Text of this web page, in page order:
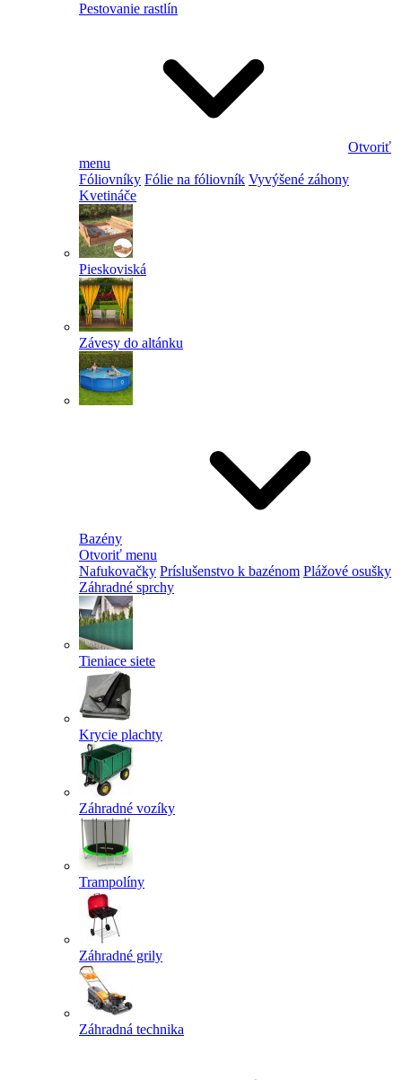
Pestovanie rastlín
Otvoriť
menu
Fóliovníky Fólie na fóliovník Vyvýšené záhony
Kvetináče
Pieskoviská
Závesy do altánku
Bazény
Otvoriť menu
Nafukovačky Príslušenstvo k bazénom Plážové osušky
Záhradné sprchy
Tieniace siete
Krycie plachty
Záhradné vozíky
Trampolíny
Záhradné grily
Záhradná technika